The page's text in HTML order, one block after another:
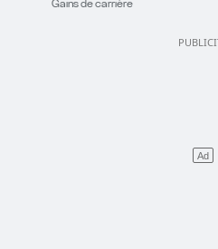
Gains de carrière